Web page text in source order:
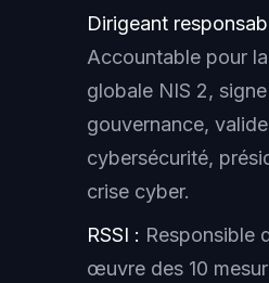
Dirigeant
Accountable pour
globale NIS 2,
gouvernance,
cybersécurité,
crise cyber.
RSSI : Responsible
œuvre des 10